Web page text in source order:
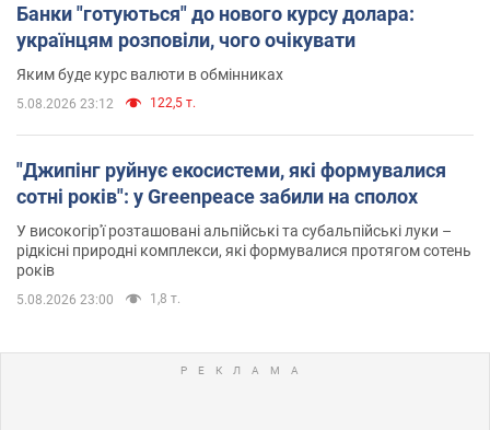
Банки "готуються" до нового курсу долара:
українцям розповіли, чого очікувати
Яким буде курс валюти в обмінниках
5.08.2026 23:12 122,5 т.
"Джипінг руйнує екосистеми, які формувалися
сотні років": у Greenpeace забили на сполох
У високогір'ї розташовані альпійські та субальпійські луки –
рідкісні природні комплекси, які формувалися протягом сотень
років
5.08.2026 23:00 1,8 т.